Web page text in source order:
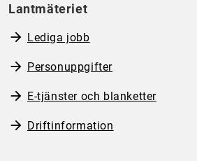
Lantmäteriet
Lediga jobb
Personuppgifter
E-tjänster och blanketter
Driftinformation